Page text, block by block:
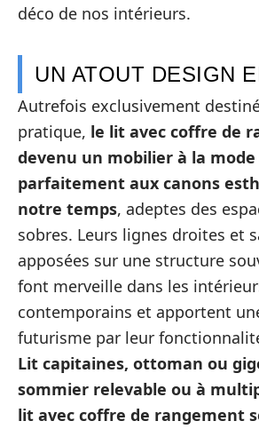
déco de nos intérieurs.
UN ATOUT DESIGN
Autrefois exclusivement
pratique, le lit avec coffre de
devenu un mobilier à la mode
parfaitement aux canons
notre temps, adeptes des
sobres. Leurs lignes droites et
apposées sur une structure
font merveille dans les
contemporains et apportent
futurisme par leur
Lit capitaines, ottoman ou
sommier relevable ou à
lit avec coffre de rangement